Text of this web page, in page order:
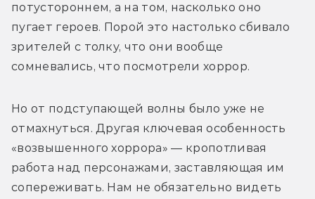
потустороннем, а на том, насколько оно
пугает героев. Порой это настолько сбивало
зрителей с толку, что они вообще
сомневались, что посмотрели хоррор.
Но от подступающей волны было уже не
отмахнуться. Другая ключевая особенность
«возвышенного хоррора» — кропотливая
работа над персонажами, заставляющая им
сопереживать. Нам не обязательно видеть